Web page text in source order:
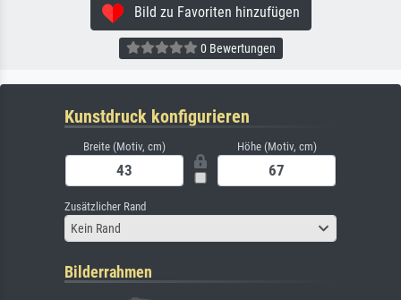
Bild zu Favoriten hinzufügen
0 Bewertungen
Kunstdruck konfigurieren
Breite (Motiv, cm) Höhe (Motiv, cm)
Zusätzlicher Rand
Kein Rand
Bilderrahmen